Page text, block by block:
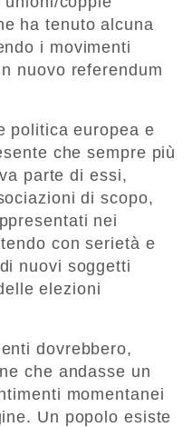
ha tenuto alcuna
i movimenti
nuovo referendum
politica europea e
che sempre più
parte di essi,
di scopo,
nei
con serietà e
nuovi soggetti
elezioni
dovrebbero,
che andasse un
momentanei
Un popolo esiste